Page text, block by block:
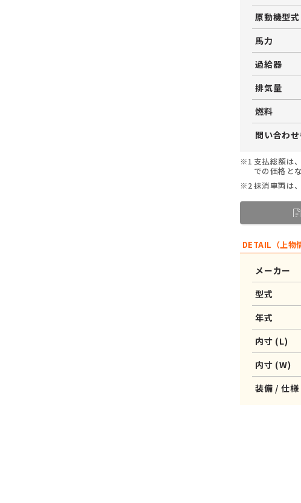
原動機型式
馬力
過給器
排気量
燃料
問い合わ
※1 支払総額は
での価格と
※2抹消車両は
DETAIL（上物
メーカー
型式
年式
内寸 (L)
内寸 (W)
装備 / 仕様